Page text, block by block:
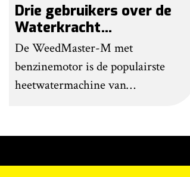
Drie gebruikers over de
Waterkracht
WeedMaster-M
De WeedMaster-M met
benzinemotor is de populairste
heetwatermachine van
gebruiksgemak. Wel geven zij aan